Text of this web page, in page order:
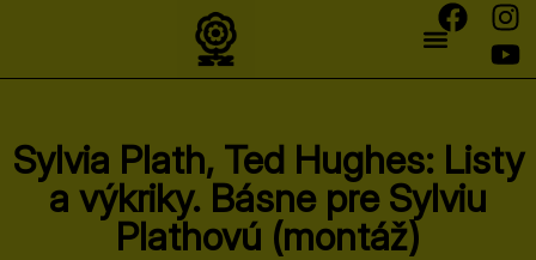
Sylvia Plath, Ted Hughes: Listy
a výkriky. Básne pre Sylviu
Plathovú (montáž)